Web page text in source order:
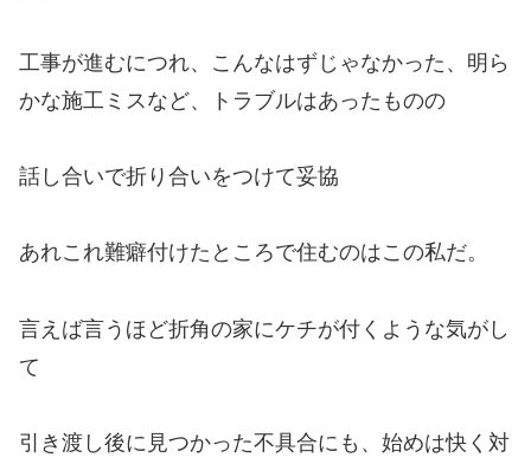
工事が進むにつれ、こんなはずじゃなかった、明ら
かな施工ミスなど、トラブルはあったものの
話し合いで折り合いをつけて妥協
あれこれ難癖付けたところで住むのはこの私だ。
言えば言うほど折角の家にケチが付くような気がし
て
引き渡し後に見つかった不具合にも、始めは快く対